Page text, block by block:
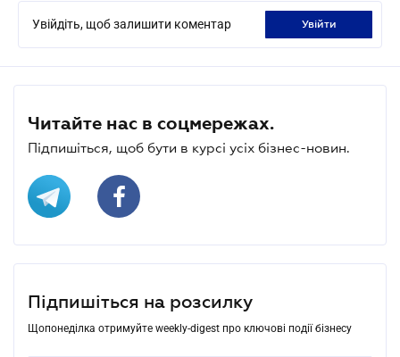
Увійдіть, щоб залишити коментар увійти
Читайте нас в соцмережах.
Підпишіться, щоб бути в курсі усіх бізнес-новин.
Підпишіться на розсилку
Щопонеділка отримуйте weekly-digest про ключові події бізнесу